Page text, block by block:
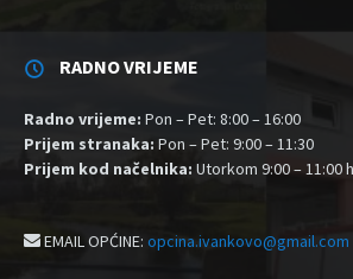
RADNO VRIJEME
Radno vrijeme: Pon – Pet: 8:00 – 16:00
Prijem stranaka: Pon – Pet: 9:00 – 11:30
Prijem kod načelnika: Utorkom 9:00 – 11:00 h
EMAIL OPĆINE: opcina.ivankovo@gmail.com